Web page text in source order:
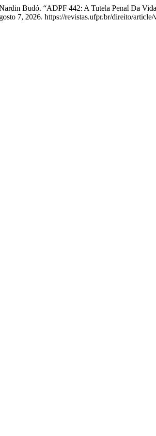
Budó. “ADPF 442: A Tutela Penal Da
7, 2026. https://revistas.ufpr.br/direito/